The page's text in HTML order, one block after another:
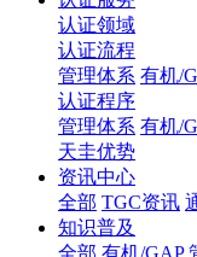
认证领域
认证流程
管理体系 有机/
认证程序
管理体系 有机/
天圭优势
资讯中心
全部 TGC资讯
知识普及
全部 有机/GAP